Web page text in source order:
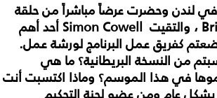
لندن وحضرت عرضاً مباشراً من حلقة
، والتقيت Simon Cowellأحد أهم
كفريق عمل البرنامج لورشة عمل.
من النسخة البريطانية؟ ما هي
في هذا الموسم؟ وماذا اكتسبت أنت